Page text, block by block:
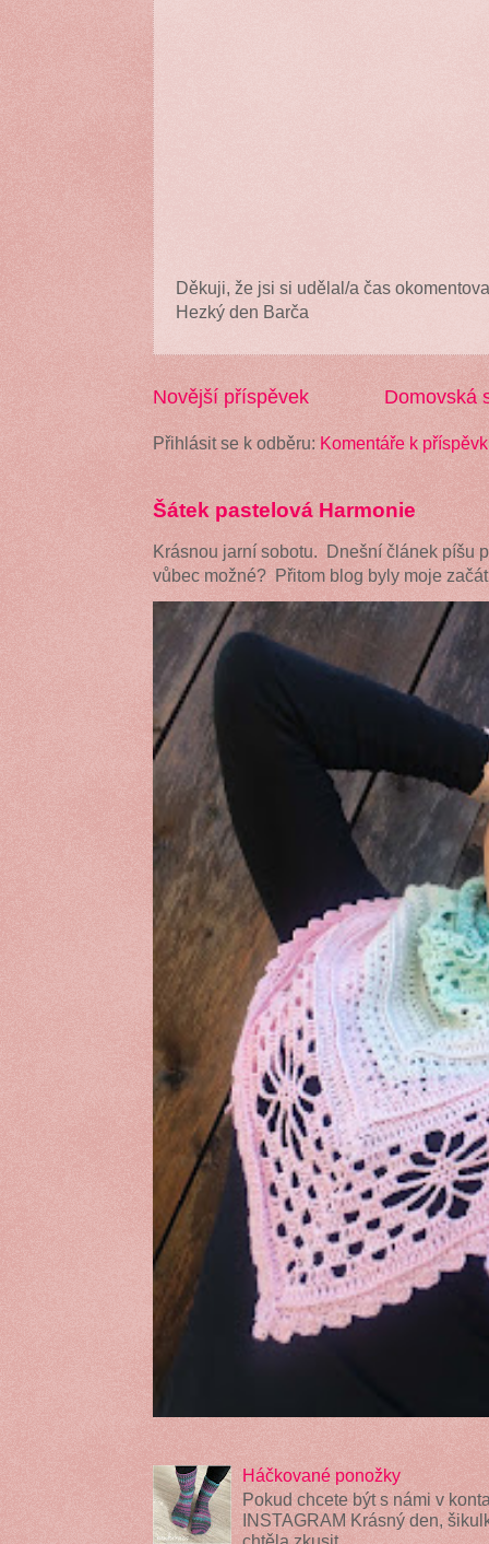
Děkuji, že jsi si udělal/a čas
Hezký den Barča
Novější příspěvek Domovská
Přihlásit se k odběru: Komentáře k
Šátek pastelová Harmonie
Krásnou jarní sobotu. Dnešní článek píšu
vůbec možné? Přitom blog byly moje
Háčkované ponožky
Pokud chcete být s námi v
INSTAGRAM Krásný den,